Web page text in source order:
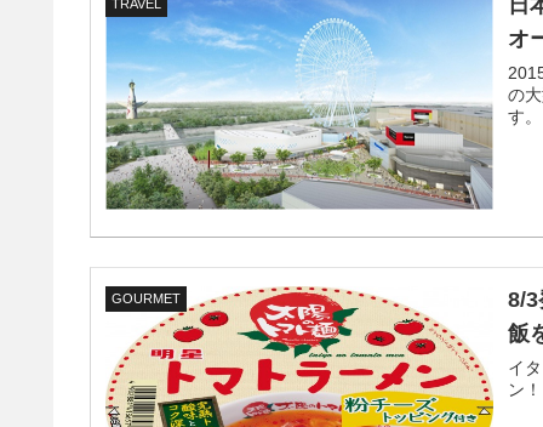
TRAVEL
オ
の
す。
GOURMET
8/
飯
イ
ン！